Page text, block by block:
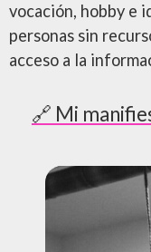
vocación, hobby e
personas sin
acceso a la
🔗 Mi